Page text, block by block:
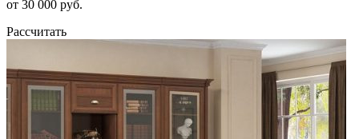
от 30 000 руб.
Рассчитать